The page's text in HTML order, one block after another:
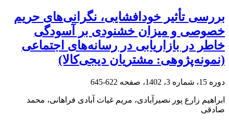
بررسی تأثیر خودافشایی، نگرانی‌های حریم
خصوصی و میزان خشنودی بر آسودگی
خاطر در بازاریابی در رسانه‌های اجتماعی
(نمونه‌پژوهی: مشتریان دیجی‌کالا)
دوره 15، شماره 3، 1402، صفحه 622-645
ابراهیم زارع پور نصیرآبادی، مریم غیاث آبادی فراهانی، محمد
صادقی